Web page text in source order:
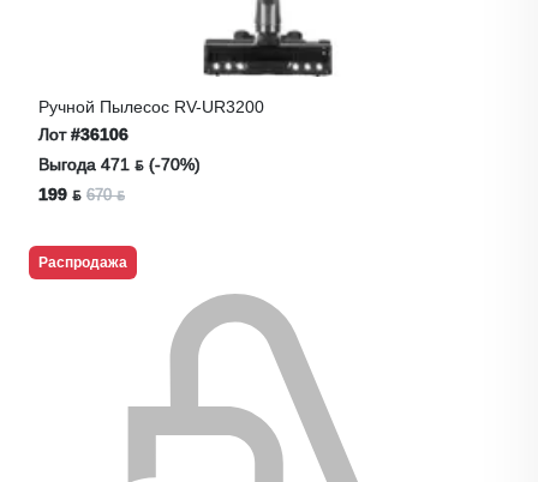
Ручной Пылесос RV-UR3200
Лот#36106
Выгода 471 ƃ (-70%)
199 ƃ 670 ƃ
Распродажа